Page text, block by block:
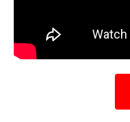
TRANSPARENCIA